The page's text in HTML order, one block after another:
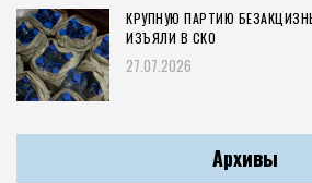
КРУПНУЮ ПАРТИЮ
ИЗЪЯЛИ В СКО
27.07.2026
Архивы